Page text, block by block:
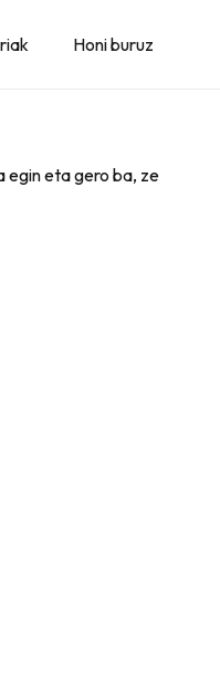
Honi buruz
egin eta gero ba, ze